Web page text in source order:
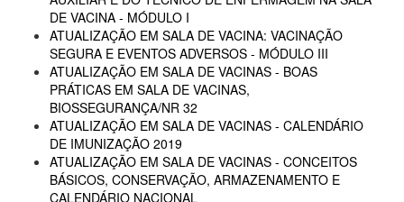
DE VACINA - MÓDULO I
ATUALIZAÇÃO EM SALA DE VACINA: VACINAÇÃO
SEGURA E EVENTOS ADVERSOS - MÓDULO III
ATUALIZAÇÃO EM SALA DE VACINAS - BOAS
PRÁTICAS EM SALA DE VACINAS,
BIOSSEGURANÇA/NR 32
ATUALIZAÇÃO EM SALA DE VACINAS - CALENDÁRIO
DE IMUNIZAÇÃO 2019
ATUALIZAÇÃO EM SALA DE VACINAS - CONCEITOS
BÁSICOS, CONSERVAÇÃO, ARMAZENAMENTO E
CALENDÁRIO NACIONAL